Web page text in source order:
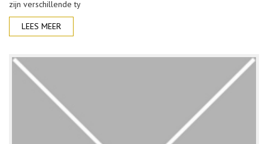
zijn verschillende ty
LEES MEER